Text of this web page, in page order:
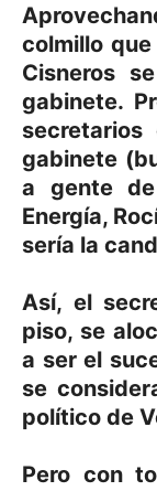
colmillo
Cisneros
gabinete.
gabinete
a gente
Energía,
sería la
Así, el
piso, se
a ser el
se
político de
Pero con